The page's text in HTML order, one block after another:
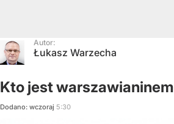
Autor:
Łukasz Warzecha
Kto jest warszawianinem
Dodano: wczoraj 5:30